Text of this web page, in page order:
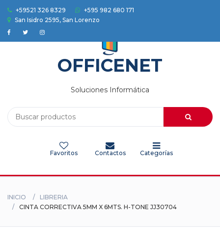
+59521 326 8329
+595 982 680 171
San Isidro 2595, San Lorenzo
OFFICENET
Soluciones Informática
Favoritos Contactos Categorías
Electrodomesticos
HOGAR
INICIO
LIBRERIA
CINTA CORRECTIVA 5MM X 6MTS. H-TONE JJ30704